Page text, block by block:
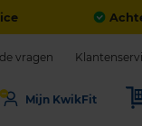
vragen
Mijn KwikFit